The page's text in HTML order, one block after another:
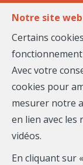
Notre site
Certains
Avec votre
cookies pour
mesurer notre
en lien avec les
vidéos.
En cliquant sur